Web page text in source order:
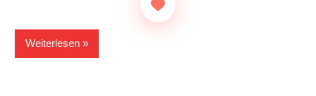
Weiterlesen